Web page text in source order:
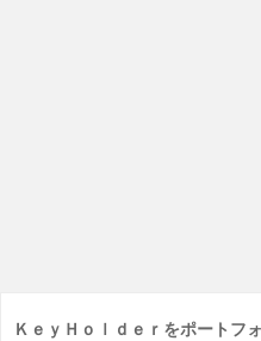
ＫｅｙＨｏｌｄｅｒをポートフ